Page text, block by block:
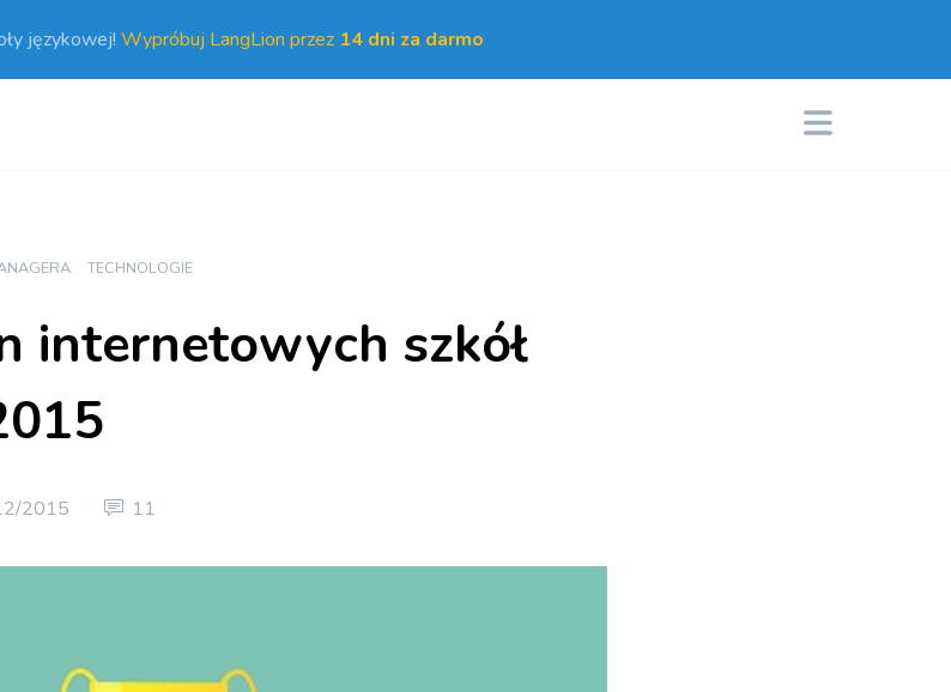
językowej! Wypróbuj LangLion przez 14 dni za darmo
TECHNOLOGIE
internetowych szkół
2015 11